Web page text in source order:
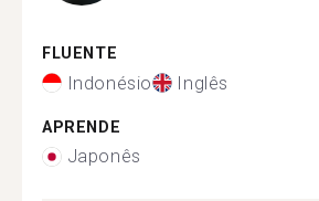
FLUENTE
Indonésio Inglês
APRENDE
Japonês